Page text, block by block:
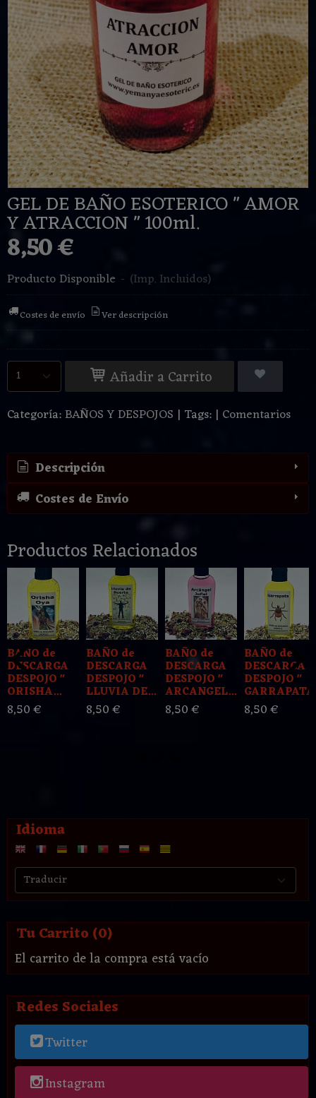
Idioma
Tu Carrito (0)
El carrito de la compra está vacío
Redes Sociales
Twitter
Instagram
GEL DE BAÑO ESOTERICO " AMOR
Y ATRACCION " 100ml.
8,50 €
Producto Disponible - (Imp. Incluidos)
Costes de envío Ver descripción
Añadir a Carrito
Categoría:BAÑOS Y DESPOJOS | Tags: | Comentarios
Descripción
Costes de Envío
Productos Relacionados
BAÑO de
DESCARGA
DESPOJO "
ORISHA...
8,50 €
BAÑO de
DESCARGA
DESPOJO "
LLUVIA DE...
8,50 €
BAÑO de
DESCARGA
DESPOJO "
ARCANGEL...
8,50 €
BAÑO de
DESCARGA
DESPOJO "
8,50 €